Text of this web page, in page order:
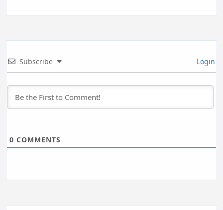
Subscribe Login
0 COMMENTS